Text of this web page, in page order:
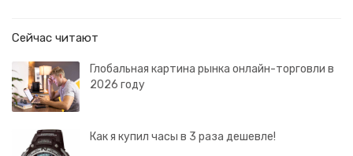
Сейчас читают
Глобальная картина рынка онлайн-торговли в
2026 году
Как я купил часы в 3 раза дешевле!